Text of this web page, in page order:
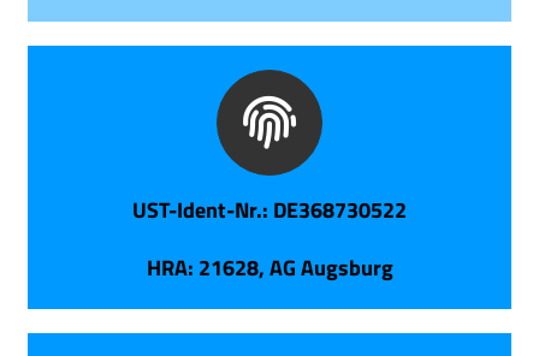
UST-Ident-Nr.: DE368730522
HRA: 21628, AG Augsburg